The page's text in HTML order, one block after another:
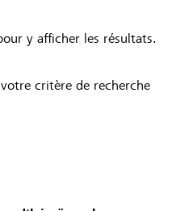
y afficher les résultats.
critère de recherche